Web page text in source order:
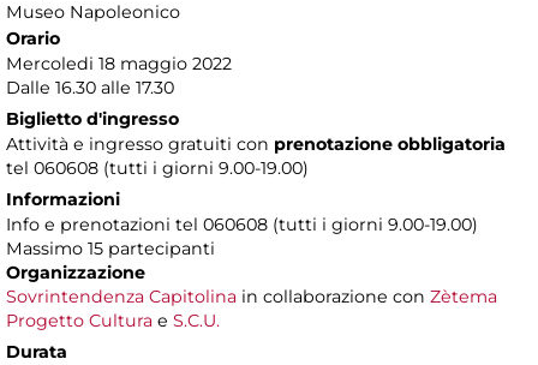
Museo Napoleonico
Orario
Mercoledi 18 maggio 2022
Dalle 16.30 alle 17.30
Biglietto d'ingresso
Attività e ingresso gratuiti con prenotazione obbligatoria
tel 060608 (tutti i giorni 9.00-19.00)
Informazioni
Info e prenotazioni tel 060608 (tutti i giorni 9.00-19.00)
Massimo 15 partecipanti
Organizzazione
Sovrintendenza Capitolina in collaborazione con Zètema
Progetto Cultura e S.C.U.
Durata